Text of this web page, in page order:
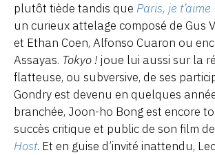
plutôt tiède tandis que Paris, je t’aime
un curieux attelage composé de Gus
et Ethan Coen, Alfonso Cuaron ou
Assayas. Tokyo !joue lui aussi sur la
flatteuse, ou subversive, de ses
Gondry est devenu en quelques
branchée, Joon-ho Bong est encore
succès critique et public de son film
Host. Et en guise d’invité inattendu,